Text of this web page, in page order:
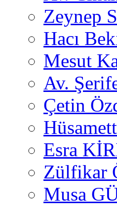
Zeynep
Hacı
Mesut
Av.
Çetin
Esra
Zülfikar
Musa